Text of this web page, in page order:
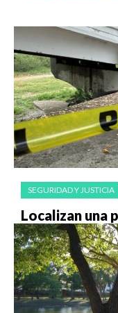
SEGURIDAD Y JUSTICIA
Localizan una